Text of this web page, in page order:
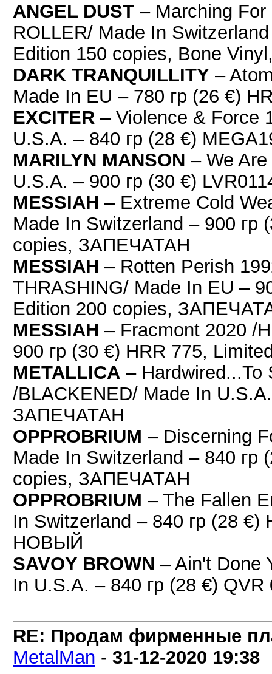
ANGEL DUST – Marching
ROLLER/ Made In
Edition 150 copies, Bone
DARK TRANQUILLITY –
Made In EU – 780 гр (26 €)
EXСITER – Violence & Force
U.S.A. – 840 гр (28 €)
MARILYN MANSON – We
U.S.A. – 900 гр (30 €)
MESSIAH – Extreme Cold
Made In Switzerland – 900 гр
copies, ЗАПЕЧАТАН
MESSIAH – Rotten Perish
THRASHING/ Made In EU –
Edition 200 copies,
MESSIAH – Fracmont 2020 /
900 гр (30 €) HRR 775,
METALLICA – Hardwired...To
/BLACKENED/ Made In
ЗАПЕЧАТАН
OPPROBRIUM – Discerning
Made In Switzerland – 840 гр
copies, ЗАПЕЧАТАН
OPPROBRIUM – The Fallen
In Switzerland – 840 гр (28
НОВЫЙ
SAVOY BROWN – Ain't Done
In U.S.A. – 840 гр (28 €)
RE: Продам фирменные
MetalMan - 31-12-2020 19:38